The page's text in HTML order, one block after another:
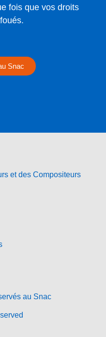
fois que vos droits
Snac
et des Compositeurs
au Snac